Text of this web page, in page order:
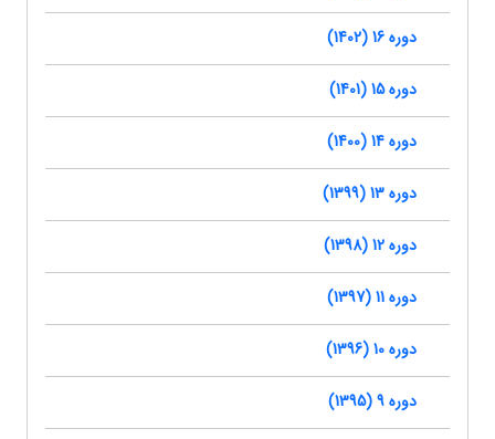
دوره 16 (1402)
دوره 15 (1401)
دوره 14 (1400)
دوره 13 (1399)
دوره 12 (1398)
دوره 11 (1397)
دوره 10 (1396)
دوره 9 (1395)